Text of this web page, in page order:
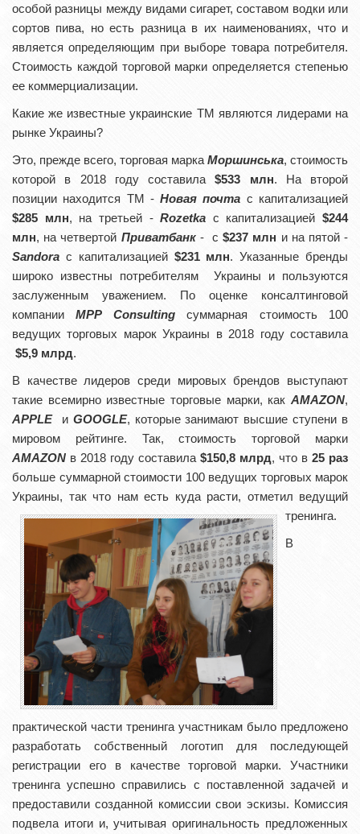
особой разницы между видами сигарет, составом водки или
сортов пива, но есть разница в их наименованиях, что и
является определяющим при выборе товара потребителя.
Стоимость каждой торговой марки определяется степенью
ее коммерциализации.
Какие же известные украинские ТМ являются лидерами на
рынке Украины?
Это, прежде всего, торговая марка Моршинська, стоимость
которой в 2018 году составила$533 млн. На второй
позиции находится ТМ -Новая почта с капитализацией
$285 млн, на третьей -Rozetka с капитализацией $244
млн, на четвертой Приватбанк- с$237 млн и на пятой -
Sandora с капитализацией $231 млн. Указанные бренды
широко известны потребителям Украины и пользуются
заслуженным уважением. По оценке консалтинговой
компанииMPP Consultingсуммарная стоимость 100
ведущих торговых марок Украины в 2018 году составила
$5,9 млрд.
В качестве лидеров среди мировых брендов выступают
такие всемирно известные торговые марки, как AMAZON,
APPLEи GOOGLE, которые занимают высшие ступени в
мировом рейтинге. Так, стоимость торговой марки
AMAZON в 2018 году составила $150,8 млрд, что в 25 раз
больше суммарной стоимости 100 ведущих торговых марок
Украины, так что нам есть куда расти, отметил ведущий
тренинга.
В
практической части тренинга участникам было предложено
разработать собственный логотип для последующей
регистрации его в качестве торговой марки. Участники
тренинга успешно справились с поставленной задачей и
предоставили созданной комиссии свои эскизы. Комиссия
подвела итоги и, учитывая оригинальность предложенных